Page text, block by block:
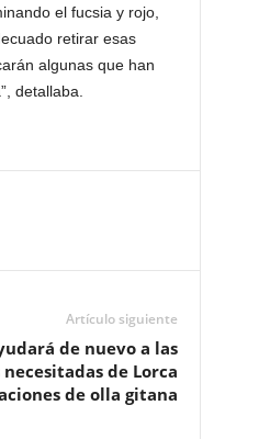
el fucsia y rojo,
retirar esas
algunas que han
detallaba.
Artículo siguiente
de nuevo a las
de Lorca
de olla gitana